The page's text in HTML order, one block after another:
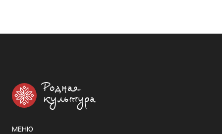
Родная
культура
МЕНЮ